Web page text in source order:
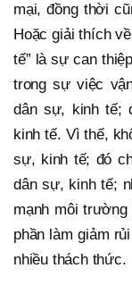
mại, đồng thời
Hoặc giải thích
tế” là sự can
trong sự việc
dân sự, kinh tế;
kinh tế. Vì thế,
sự, kinh tế; đó
dân sự, kinh tế;
mạnh môi trường
phần làm giảm
nhiều thách